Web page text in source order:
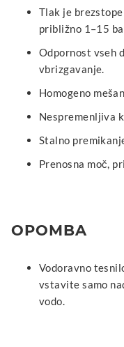
Tlak je
približno 1–15
Odpornost vseh
vbrizgavanje.
Homogeno
Nespremenljiva
Stalno
Prenosna moč,
OPOMBA
Vodoravno
vstavite samo
vodo.